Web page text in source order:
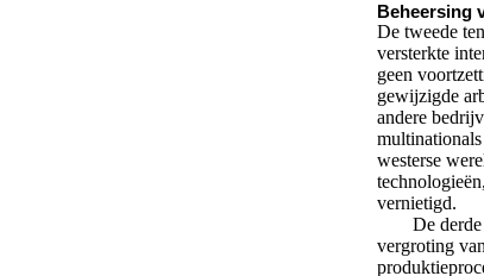
Beheersing
De tweede
versterkte
geen
gewijzigde
andere
westerse
vernietigd.
De
vergroting